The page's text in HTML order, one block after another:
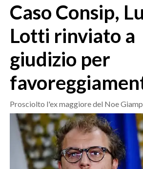
MEDIO CAMPIDANO
SASSARI E PROVINCIA
GALLURA
NUORO E PROVINCIA
OGLIASTRA
CRONACA
ITALIA
MONDO
Caso Consip,
Lotti rinviato a
giudizio per
Prosciolto l'ex maggiore del Noe